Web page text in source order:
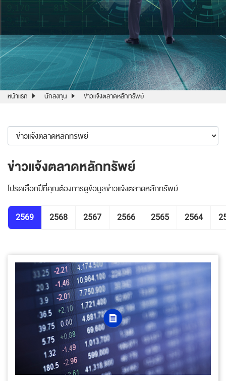
หน้าแรก นักลงทุน ข่าวแจ้งตลาดหลักทรัพย์
ข่าวแจ้งตลาดหลักทรัพย์
โปรดเลือกปีที่คุณต้องการดูข้อมูลข่าวแจ้งตลาดหลักทรัพย์
2569 2568 2567 2566 2565 2564